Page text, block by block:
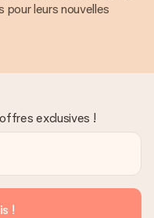
pour leurs nouvelles
exclusives !
!